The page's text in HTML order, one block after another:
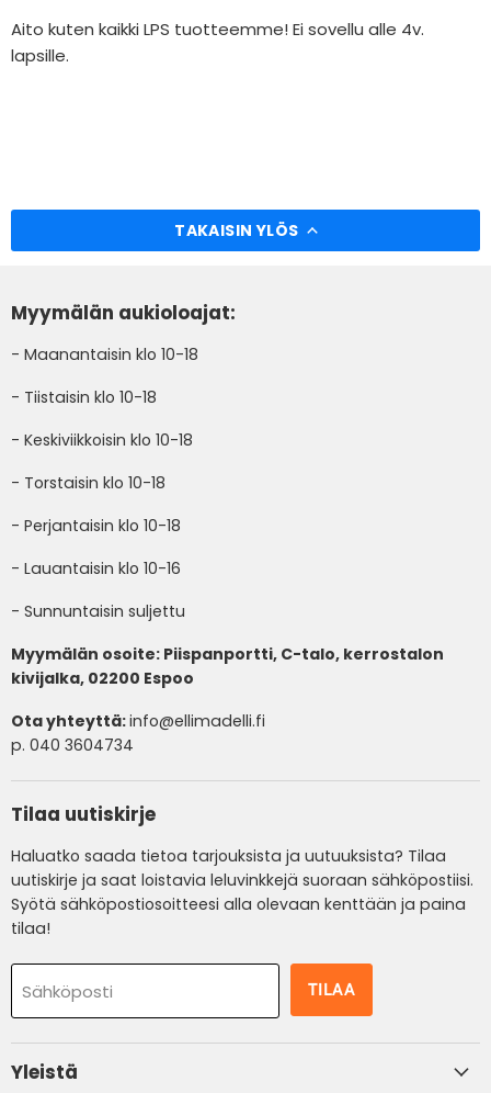
Aito kuten kaikki LPS tuotteemme! Ei sovellu alle 4v.
lapsille.
TAKAISIN YLÖS
Myymälän aukioloajat:
- Maanantaisin klo 10-18
- Tiistaisin klo 10-18
- Keskiviikkoisin klo 10-18
- Torstaisin klo 10-18
- Perjantaisin klo 10-18
- Lauantaisin klo 10-16
- Sunnuntaisin suljettu
Myymälän osoite: Piispanportti, C-talo, kerrostalon
kivijalka, 02200 Espoo
Ota yhteyttä:info@ellimadelli.fi
p. 040 3604734
Tilaa uutiskirje
Haluatko saada tietoa tarjouksista ja uutuuksista? Tilaa
uutiskirje ja saat loistavia leluvinkkejä suoraan sähköpostiisi.
Syötä sähköpostiosoitteesi alla olevaan kenttään ja paina
tilaa!
Sähköposti TILAA
Yleistä